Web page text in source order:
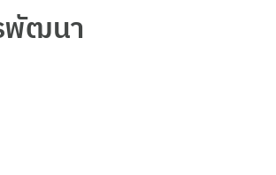
พัฒนา